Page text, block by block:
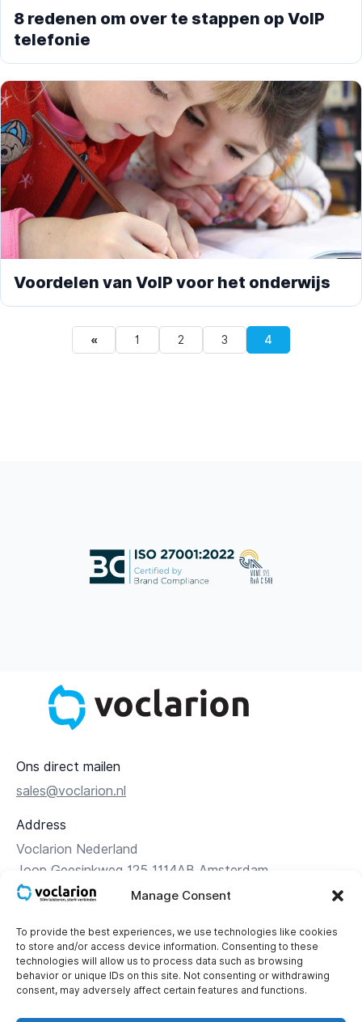
Manage Consent
To provide the best experiences, we use technologies like cookies
to store and/or access device information. Consenting to these
technologies will allow us to process data such as browsing
behavior or unique IDs on this site. Not consenting or withdrawing
consent, may adversely affect certain features and functions.
8 redenen om over te stappen op VoIP
telefonie
Voordelen van VoIP voor het onderwijs
« 1 2 3 4
Ons direct mailen
sales@voclarion.nl
Address
Voclarion Nederland
Joop Geesinkweg 125 1114AB Amsterdam
Route beschrijving
Contact
+31 (0)85 – 1 119 119